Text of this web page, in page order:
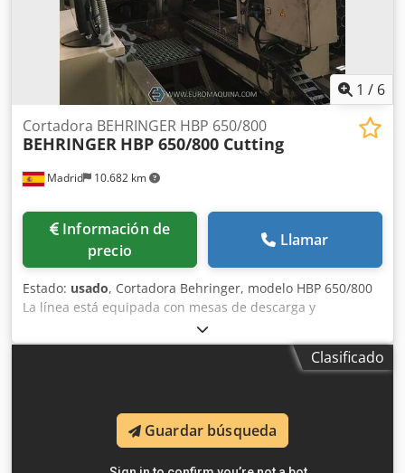
1 / 6
Madrid 10.682 km
Cortadora BEHRINGER HBP 650/800
BEHRINGER HBP 650/800 Cutting
Información de
precio
Llamar
Estado: usado, Cortadora Behringer, modelo HBP 650/800
La línea está equipada con mesas de descarga y
totalmente automáticas. Dimensiones de la banda: 10.000
x 67 x 1,6 mm Corte simple: - Redondo: 800 mm -
Rectangular: 800 x 780 mm Dkjdpfxjyma Ige Amfsr - Plano:
Corte único: redondo: 800 mm Corte único: rectangular:
800 x 780 mm Corte único: plano: 1.000 x 750 mm Mínimo:
Clasificado
Guardar búsqueda